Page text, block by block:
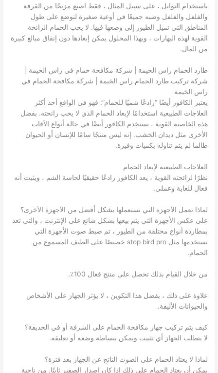
باستخدام التوابل ، على سبيل المثال ، فقط اصنع مزيجًا من القرفة
والفلفل والفلفل وصبه جميعًا في أوعية صغيرة لتوضع على طول
المناطق التي تميل الطيور إلى وضعها فيها. لا يحب الحمام الرائحة
القوية لهذه البهارات ، وبهذا المحلول يمكن إبعادها دون إنفاق مبالغ كبيرة
من المال.
طارد الحمام راس الخيمة | شركة مكافحة حمام في راس الخيمة |
شركة تركيب طارد الحمام راس الخيمة | شركة مكافحة الحمام في
راس الخيمة
يعتبر الكافور أيضًا “رادعًا شميًا للحمام”: فهو في الواقع أحد أكثر
العلاجات الطبيعية استخدامًا لإبعاد الحمام الذي لا يحب رائحته. بفضل
هذه الخاصية القوية ، يستخدم الكافور أيضًا في حالة أنواع الآفات
الأخرى مثل ديدان الخشب. إنه ليس منتجًا سامًا للإنسان أو الحيوان
طالما لم يتم تناوله بكميات وفيرة.
العلاجات الطبيعية لإبعاد الحمام
نظرًا لرائحته القوية ، يعد الكافور رادعًا حقيقيًا لحاسة الشم ، ويثبت أنه
فعال للغاية وعملي.
لماذا تعمل الأجهزة التي نستعملها بشكل أفضل من الأجهزة الأخرى؟
على عكس الأجهزة التي يتم بيعها بشكل شائع على الإنترنت ، والتي تعد
بمطاردة أنواع مختلفة من الطيور ، تم ضبط صوت الأجهزة التي
نستخدمها مثل stop bird pro خصيصًا على الطيف المسموع من
الحمام.
من خلال القيام بذلك تحصل على منتج فعال 100٪.
علاوة على ذلك ، بفضل هذا التكوين ، لا يؤثر الجهاز على الأشخاص
والحيوانات الأليفة.
كيف يتم تركيب جهاز مكافحة الحمام على الشرفة أو في الحديقة؟
لا يتطلب الجهاز أي تثبيت ويمكن ببساطة وضعه أو تعليقه.
لماذا لا يعتاد الحمام على الصوت الناتج عن الجهاز بعد فترة؟
يمكن أن يعتاد الحمام على ذلك إذا كان إصدار الصفير ثابتًا. من ناحية